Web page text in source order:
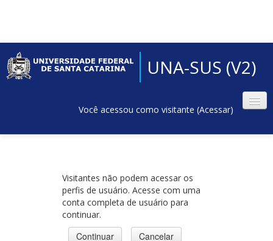
UNA-SUS (V2)
Você acessou como visitante (Acessar)
Visitantes não podem acessar os
perfis de usuário. Acesse com uma
conta completa de usuário para
continuar.